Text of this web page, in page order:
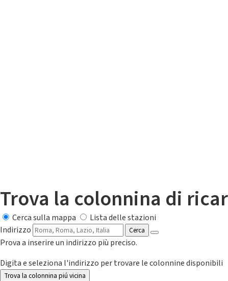
Trova la colonnina di
Cerca sulla mappa
Lista delle stazioni
Indirizzo
Cerca
Prova a inserire un indirizzo più preciso.
Digita e seleziona l'indirizzo per trovare le colonnine disponibili
Trova la colonnina piú vicina